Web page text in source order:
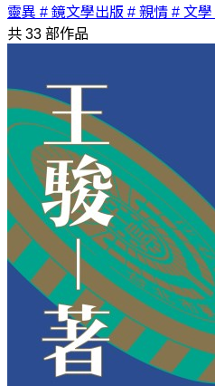
靈異 # 鏡文學出版 # 親情 # 文學
共 33 部作品